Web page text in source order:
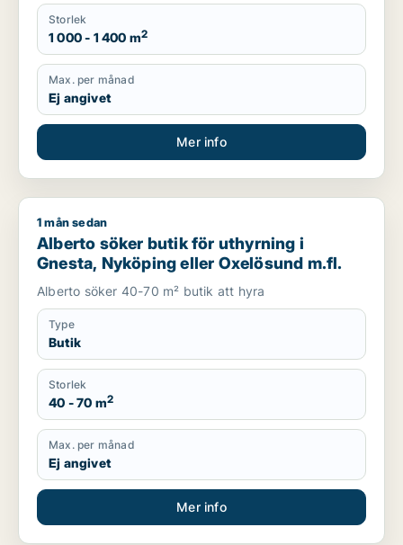
Storlek
1 000 - 1 400 m2
Max. per månad
Ej angivet
Mer info
Alberto söker butik för uthyrning i Gnesta, Nyköping eller
1 mån sedan
Alberto söker butik för uthyrning i
Gnesta, Nyköping eller Oxelösund m.fl.
Alberto söker 40-70 m² butik att hyra
Type
Butik
Storlek
40 - 70 m2
Max. per månad
Ej angivet
Mer info